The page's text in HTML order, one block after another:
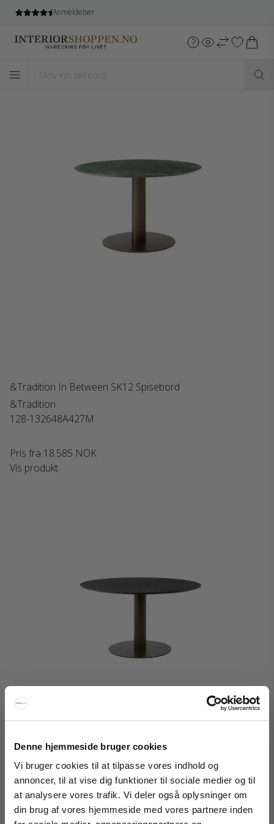
Denne hjemmeside bruger cookies
Vi bruger cookies til at tilpasse vores indhold og
annoncer, til at vise dig funktioner til sociale medier og til
at analysere vores trafik. Vi deler også oplysninger om
din brug af vores hjemmeside med vores partnere inden
Anmeldelser
&Tradition In Between SK12 Spisebord
&Tradition
128-132648A427M
Pris fra 18.585 NOK
Vis produkt
Andtradition In Between SK20 Spisebord
&Tradition FÅ 20% RABATT